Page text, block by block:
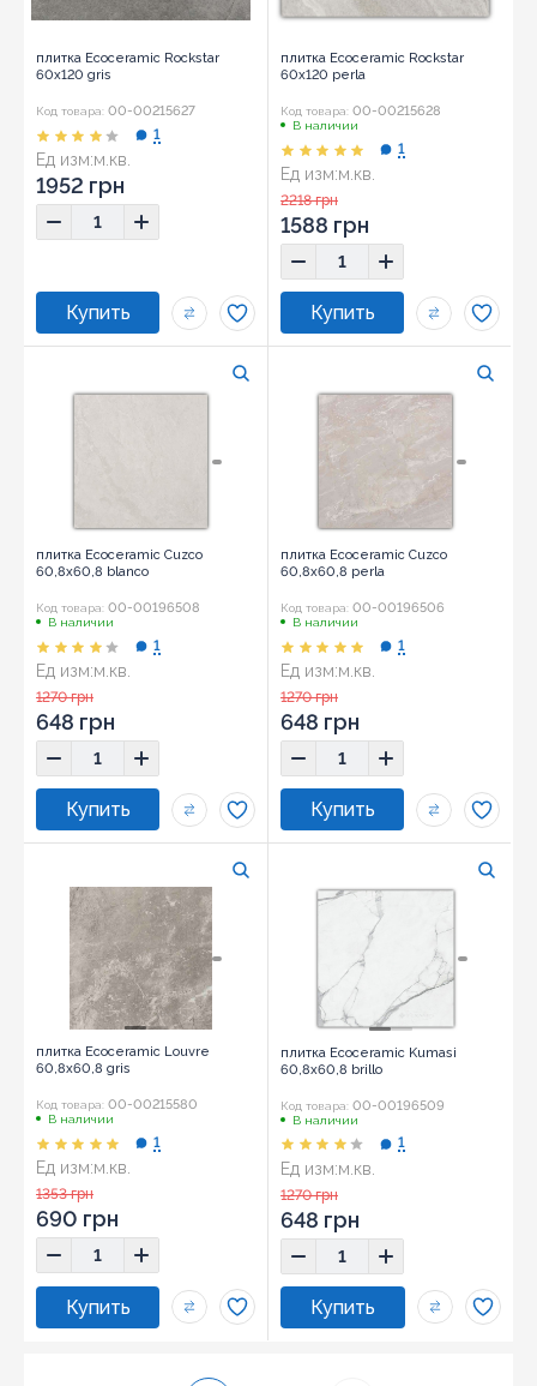
плитка Ecoceramic Rockstar
60x120 gris
Код товара: 00-00215627
Ед изм:м.кв.
Размер:60x120
1
1952 грн
плитка Ecoceramic Rockstar
60x120 perla
Код товара: 00-00215628
В наличии
Ед изм:м.кв.
Размер:
1
2218 грн
1588 грн
плитка Ecoceramic Cuzco
60,8x60,8 blanco
Код товара: 00-00196508
В наличии
Ед изм:м.кв.
Размер:
1
1270 грн
648 грн
плитка Ecoceramic Cuzco
60,8x60,8 perla
Код товара: 00-00196506
В наличии
Ед изм:м.кв.
Размер:
1
1270 грн
648 грн
плитка Ecoceramic Louvre
60,8x60,8 gris
Код товара: 00-00215580
В наличии
Ед изм:м.кв.
Размер:
1
1353 грн
690 грн
плитка Ecoceramic Kumasi
60,8x60,8 brillo
Код товара: 00-00196509
В наличии
Ед изм:м.кв.
Размер:
1
1270 грн
648 грн